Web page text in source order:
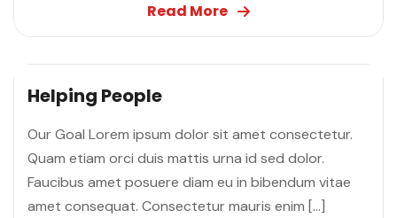
Read More
Helping People
Our Goal Lorem ipsum dolor sit amet consectetur.
Quam etiam orci duis mattis urna id sed dolor.
Faucibus amet posuere diam eu in bibendum vitae
amet consequat. Consectetur mauris enim […]